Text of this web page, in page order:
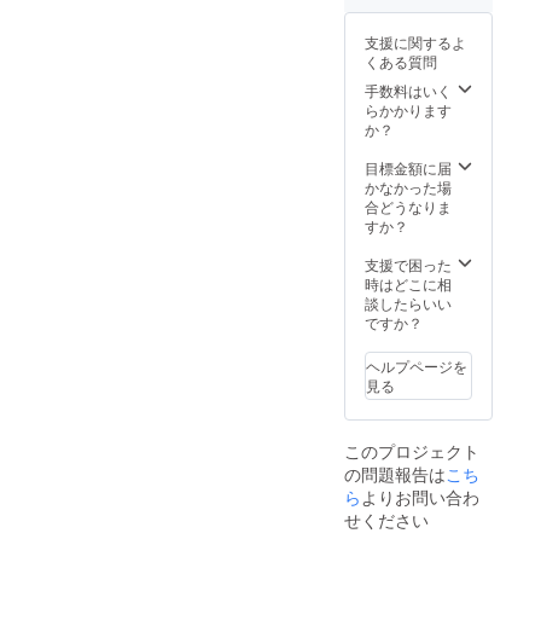
外ver.
編) ・
2024卓
上カレ
ンダー
・ア
集デジ
タル
データ
・お礼
動画 ・
大野真
依本人
お礼状
・お渡
し参加
券（ス
ジュー
ルおよ
び会場
は後日
SNSに
支援に関するよ
くある質問
手数料はいく
らかかります
か？
目標金額に届
かなかった場
合どうなりま
すか？
支援で困った
時はどこに相
談したらいい
ですか？
ヘルプページを
見る
このプロジェクト
の問題報告はこち
らよりお問い合わ
せください